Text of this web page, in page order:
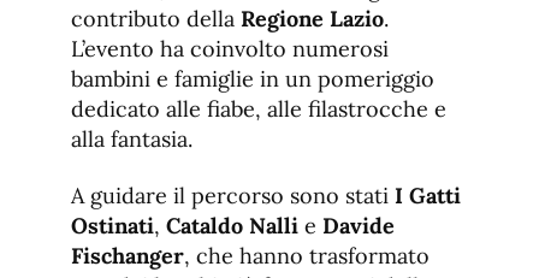
contributo della Regione Lazio.
L’evento ha coinvolto numerosi
bambini e famiglie in un pomeriggio
dedicato alle fiabe, alle filastrocche e
alla fantasia.
A guidare il percorso sono stati I Gatti
Ostinati, Cataldo Nalli e Davide
Fischanger, che hanno trasformato